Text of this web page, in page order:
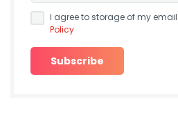
I agree to storage of my
Policy